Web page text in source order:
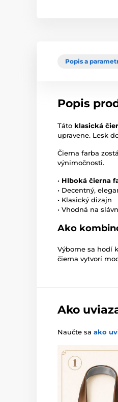
Popis a
Popis
Táto klasická
upravene. Lesk
Čierna farba
výnimočnosti.
• Hlboká čierna
• Decentný,
• Klasický dizajn
• Vhodná na
Ako
Výborne sa hodí
čierna vytvorí
Ako
Naučte sa ako